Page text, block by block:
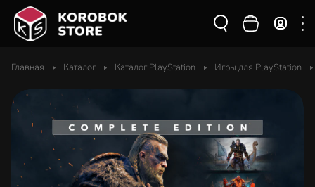
Главная Каталог Каталог PlayStation Игры для PlayStation